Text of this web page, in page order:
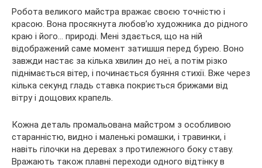
Робота великого майстра вражає своєю точністю і
красою. Вона просякнута любов’ю художника до рідного
краю і його… природі. Мені здається, що на ній
відображений саме момент затишшя перед бурею. Воно
завжди настає за кілька хвилин до неї, а потім різко
піднімається вітер, і починається буяння стихії. Вже через
кілька секунд гладь ставка покриється брижами від
вітру і дощових крапель.
Кожна деталь промальована майстром з особливою
старанністю, видно і маленькі ромашки, і травинки, і
навіть гілочки на деревах з протилежного боку ставу.
Вражають також плавні переходи одного відтінку в